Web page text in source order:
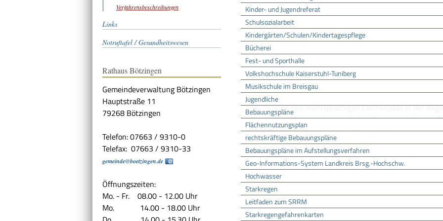
Kinder- und Jugendreferat
Schulsozialarbeit
Kindergärten/Schulen/Kindertagespflege
Bücherei
Fest- und Sporthalle
Volkshochschule Kaiserstuhl-Tuniberg
Musikschule im Breisgau
Jugendliche
Bebauungspläne
Flächennutzungsplan
rechtskräftige Bebauungspläne
Bebauungspläne im Aufstellungsverfahren
Geo-Informations-System Landkreis Brsg.-Hochschw.
Hochwasser
Starkregen
Leitfaden zum SRRM
Starkregengefahrenkarten
Verfahrensbeschreibungen
Links
Notruftafel / Gesundheitswesen
Rathaus Bötzingen
Gemeindeverwaltung Bötzingen
Hauptstraße 11
79268 Bötzingen
Telefon: 07663 / 9310-0
Telefax: 07663 / 9310-33
gemeinde@boetzingen.de
Öffnungszeiten:
Mo. - Fr. 08.00 - 12.00 Uhr
Mo. 14.00 - 18.00 Uhr
Gemeinde Bötzingen
LEISTUNGSDETAILS
Voraussetzungen
Es müssen alle für eine Erdbestattung
Verfahrensablauf
Sie müssen den mehrsprachigen Leichenpass in der
beantragen. Aber auch das mit dem Transport betraute
Ihrem Auftrag den Leichenpass beantragen.
Fristen
keine
Erforderliche Unterlagen
Sterbeurkunde